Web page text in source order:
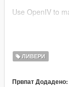
Use OpenIV to
Use OpenIV
ЛИВЕРИ
Првпат Додадено: